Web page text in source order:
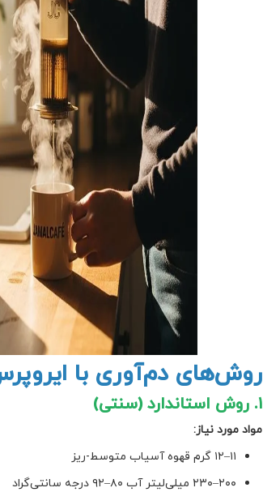
روش‌های دم‌آوری با
۱. روش استاندارد (سنتی)
مواد مورد نیاز:
۱۱–۱۲ گرم قهوه آسیاب متوسط-ریز
۲۰۰–۲۳۰ میلی‌لیتر آب ۸۰–۹۲ درجه سانتی‌گراد